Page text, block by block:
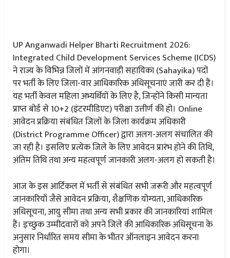
UP Anganwadi Helper Bharti Recruitment 2026:
Integrated Child Development Services Scheme (ICDS)
ने राज्य के विभिन्न जिलों में आंगनवाड़ी सहायिका (Sahayika) पदों
पर भर्ती के लिए जिला-वार आधिकारिक अधिसूचनाएं जारी कर दी हैं।
यह भर्ती केवल महिला अभ्यर्थियों के लिए है, जिन्होंने किसी मान्यता
प्राप्त बोर्ड से 10+2 (इंटरमीडिएट) परीक्षा उत्तीर्ण की हो। Online
आवेदन प्रक्रिया संबंधित जिलों के जिला कार्यक्रम अधिकारी
(District Programme Officer) द्वारा अलग-अलग संचालित की
जा रही है। इसलिए प्रत्येक जिले के लिए आवेदन प्रारंभ होने की तिथि,
अंतिम तिथि तथा अन्य महत्वपूर्ण जानकारी अलग-अलग हो सकती है।
आज के इस आर्टिकल में भर्ती से संबंधित सभी जरूरी और महत्वपूर्ण
जानकारियाँ जैसे आवेदन प्रक्रिया, शैक्षणिक योग्यता, आधिकारिक
अधिसूचना, आयु सीमा तथा अन्य सभी प्रकार की जानकारियां शामिल
हैं। इच्छुक उम्मीदवारों को अपने जिले की आधिकारिक अधिसूचना के
अनुसार निर्धारित समय सीमा के भीतर ऑनलाइन आवेदन करना
होगा।